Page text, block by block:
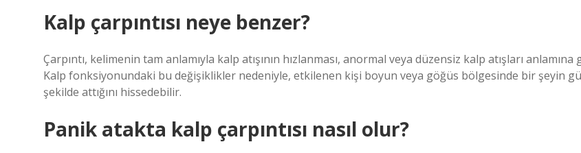
Kalp çarpıntısı neye benzer?
Çarpıntı, kelimenin tam anlamıyla kalp atışının hızlanması, anormal veya düzensiz kalp atışları anlamına
Kalp fonksiyonundaki bu değişiklikler nedeniyle, etkilenen kişi boyun veya göğüs bölgesinde bir şeyin
şekilde attığını hissedebilir.
Panik atakta kalp çarpıntısı nasıl olur?